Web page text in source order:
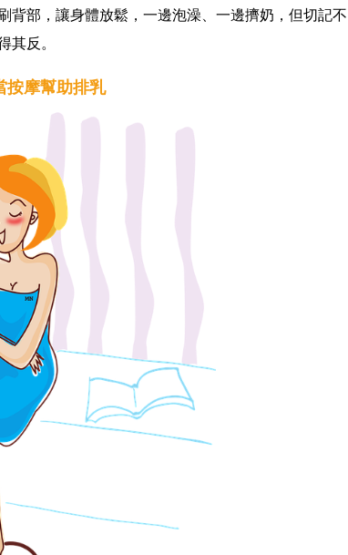
背部，讓身體放鬆，一邊泡澡、一邊擠奶，但切記不
其反。
按摩幫助排乳